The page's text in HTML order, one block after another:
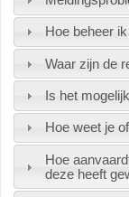
Hoe beheer
Waar zijn de
Is het
Hoe weet je
Hoe
deze heeft